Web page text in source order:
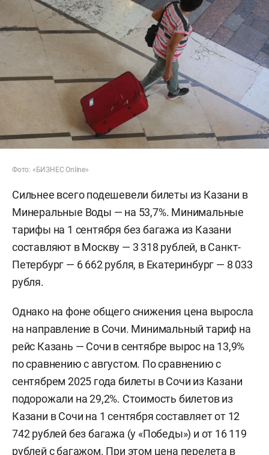
Фото: «БИЗНЕС Online»
Сильнее всего подешевели билеты из Казани в
Минеральные Воды — на 53,7%. Минимальные
тарифы на 1 сентября без багажа из Казани
составляют в Москву — 3 318 рублей, в Санкт-
Петербург — 6 662 рубля, в Екатеринбург — 8 033
рубля.
Однако на фоне общего снижения цена выросла
на направление в Сочи. Минимальный тариф на
рейс Казань — Сочи в сентябре вырос на 13,9%
по сравнению с августом. По сравнению с
сентябрем 2025 года билеты в Сочи из Казани
подорожали на 29,2%. Стоимость билетов из
Казани в Сочи на 1 сентября составляет от 12
742 рублей без багажа (у «Победы») и от 16 119
рублей с багажом. При этом цена перелета в